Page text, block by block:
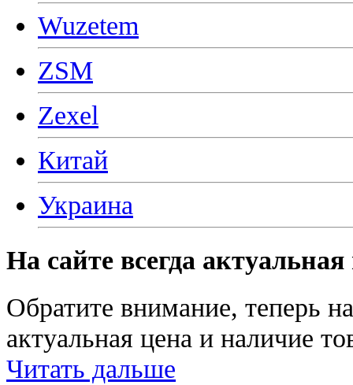
Wuzetem
ZSM
Zexel
Китай
Украина
На сайте всегда
Обратите внимание, теперь
актуальная цена и наличие
Читать дальше